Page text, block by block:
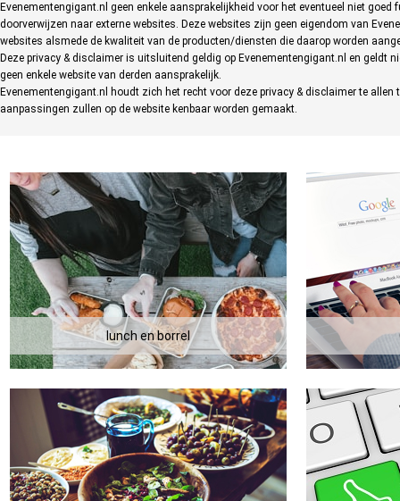
Evenementengigant.nl geen enkele aansprakelijkheid voor het eventueel niet
doorverwijzen naar externe websites. Deze websites zijn geen eigendom van
websites alsmede de kwaliteit van de producten/diensten die daarop worden
Deze privacy & disclaimer is uitsluitend geldig op Evenementengigant.nl en geldt
geen enkele website van derden aansprakelijk.
Evenementengigant.nl houdt zich het recht voor deze privacy & disclaimer te
aanpassingen zullen op de website kenbaar worden gemaakt.
lunch en borrel